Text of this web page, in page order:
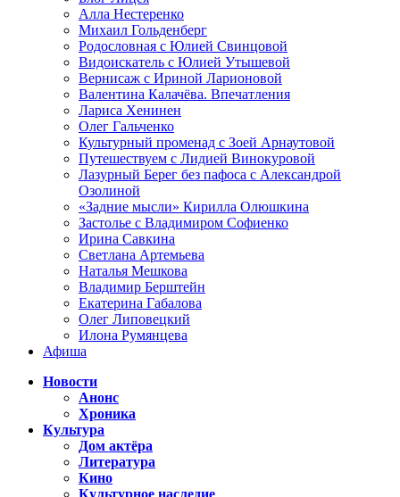
Алла Нестеренко
Михаил Гольденберг
Родословная с Юлией Свинцовой
Видоискатель с Юлией Утышевой
Вернисаж с Ириной Ларионовой
Валентина Калачёва. Впечатления
Лариса Хенинен
Олег Гальченко
Культурный променад с Зоей Арнаутовой
Путешествуем с Лидией Винокуровой
Лазурный Берег без пафоса с Александрой
Озолиной
«Задние мысли» Кирилла Олюшкина
Застолье с Владимиром Софиенко
Ирина Савкина
Светлана Артемьева
Наталья Мешкова
Владимир Берштейн
Екатерина Габалова
Олег Липовецкий
Илона Румянцева
Афиша
Новости
Анонс
Хроника
Культура
Дом актёра
Литература
Кино